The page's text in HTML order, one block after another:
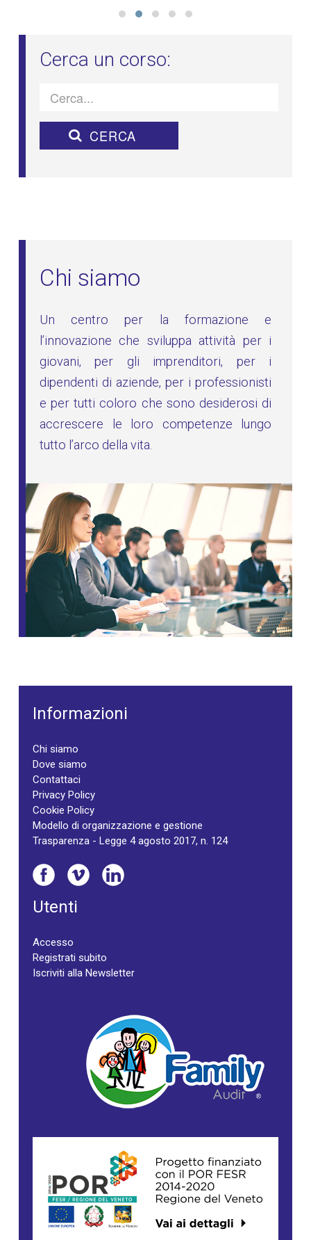
Chi siamo
Un centro per la formazione e
l’innovazione che sviluppa attività per i
giovani, per gli imprenditori, per i
dipendenti di aziende, per i professionisti
e per tutti coloro che sono desiderosi di
accrescere le loro competenze lungo
tutto l’arco della vita.
Informazioni
Chi siamo
Dove siamo
Contattaci
Privacy Policy
Cookie Policy
Modello di organizzazione e gestione
Trasparenza - Legge 4 agosto 2017, n. 124
Utenti
Accesso
Registrati subito
Iscriviti alla Newsletter